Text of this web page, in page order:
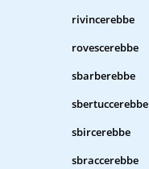
rivincerebbe
rovescerebbe
sbarberebbe
sbertuccerebbe
sbircerebbe
sbraccerebbe